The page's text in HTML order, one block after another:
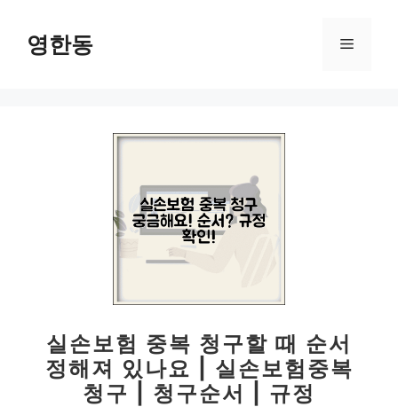
영한동 메
실손보험 중복 청구할 때 순서
정해져 있나요 | 실손보험중복
청구 | 청구순서 | 규정